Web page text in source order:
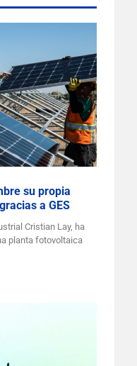
su propia
a GES
Cristian Lay, ha
planta fotovoltaica